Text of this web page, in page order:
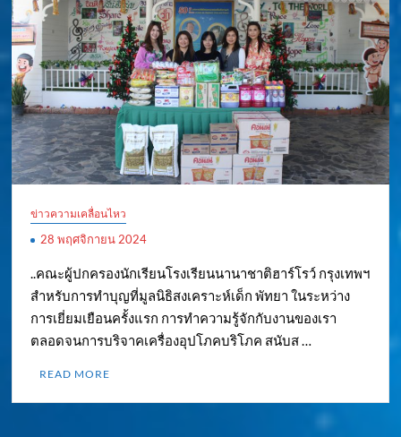
ข่าวความเคลื่อนไหว
28 พฤศจิกายน 2024
..คณะผู้ปกครองนักเรียนโรงเรียนนานาชาติฮาร์โรว์ กรุงเทพฯ
สำหรับการทำบุญที่มูลนิธิสงเคราะห์เด็ก พัทยา ในระหว่าง
การเยี่ยมเยือนครั้งแรก การทำความรู้จักกับงานของเรา
ตลอดจนการบริจาคเครื่องอุปโภคบริโภค สนับส …
READ MORE